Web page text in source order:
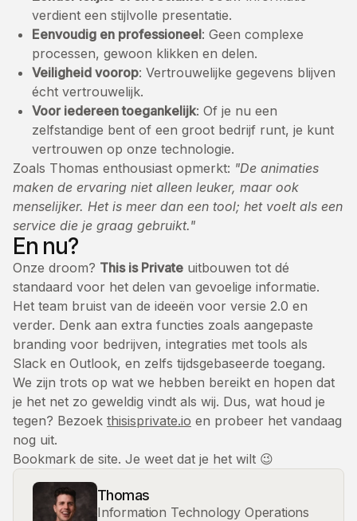
verdient een stijlvolle presentatie.
Eenvoudig en professioneel: Geen complexe
processen, gewoon klikken en delen.
Veiligheid voorop: Vertrouwelijke gegevens blijven
écht vertrouwelijk.
Voor iedereen toegankelijk: Of je nu een
zelfstandige bent of een groot bedrijf runt, je kunt
vertrouwen op onze technologie.
Zoals Thomas enthousiast opmerkt: "De animaties
maken de ervaring niet alleen leuker, maar ook
menselijker. Het is meer dan een tool; het voelt als een
service die je graag gebruikt."
En nu?
Onze droom? This is Private uitbouwen tot dé
standaard voor het delen van gevoelige informatie.
Het team bruist van de ideeën voor versie 2.0 en
verder. Denk aan extra functies zoals aangepaste
branding voor bedrijven, integraties met tools als
Slack en Outlook, en zelfs tijdsgebaseerde toegang.
We zijn trots op wat we hebben bereikt en hopen dat
je het net zo geweldig vindt als wij. Dus, wat houd je
tegen? Bezoek thisisprivate.io en probeer het vandaag
nog uit.
Bookmark de site. Je weet dat je het wilt 😉
Thomas
Information Technology Operations